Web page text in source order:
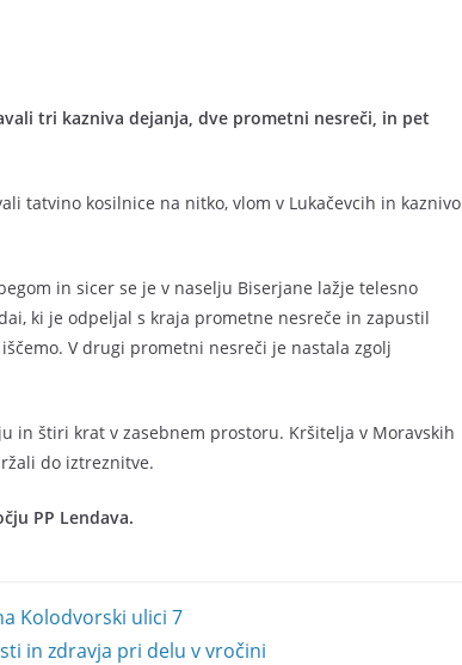
tri kazniva dejanja, dve prometni nesreči, in pet
tatvino kosilnice na nitko, vlom v Lukačevcih in kaznivo
in sicer se je v naselju Biserjane lažje telesno
ki je odpeljal s kraja prometne nesreče in zapustil
V drugi prometni nesreči je nastala zgolj
in štiri krat v zasebnem prostoru. Kršitelja v Moravskih
do iztreznitve.
PP Lendava.
Kolodvorski ulici 7
in zdravja pri delu v vročini